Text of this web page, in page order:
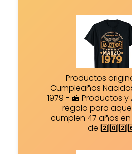
Productos
Cumpleaños
1979 - 🍰 Productos
regalo para
cumplen 47 años
de